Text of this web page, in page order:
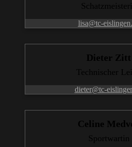
lisa@tc-
Dieter Zitt
Technischer
dieter@tc-
Celine
Sportwartin